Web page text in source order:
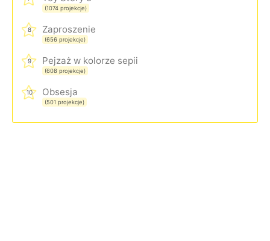
(1074 projekcje)
8 Zaproszenie
(656 projekcje)
9 Pejzaż w kolorze sepii
(608 projekcje)
10 Obsesja
(501 projekcje)